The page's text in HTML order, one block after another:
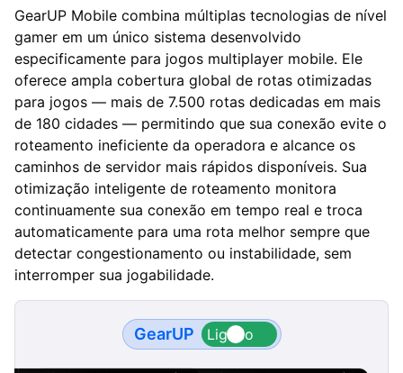
GearUP Mobile combina múltiplas tecnologias de nível
gamer em um único sistema desenvolvido
especificamente para jogos multiplayer mobile. Ele
oferece ampla cobertura global de rotas otimizadas
para jogos — mais de 7.500 rotas dedicadas em mais
de 180 cidades — permitindo que sua conexão evite o
roteamento ineficiente da operadora e alcance os
caminhos de servidor mais rápidos disponíveis. Sua
otimização inteligente de roteamento monitora
continuamente sua conexão em tempo real e troca
automaticamente para uma rota melhor sempre que
detectar congestionamento ou instabilidade, sem
interromper sua jogabilidade.
GearUP